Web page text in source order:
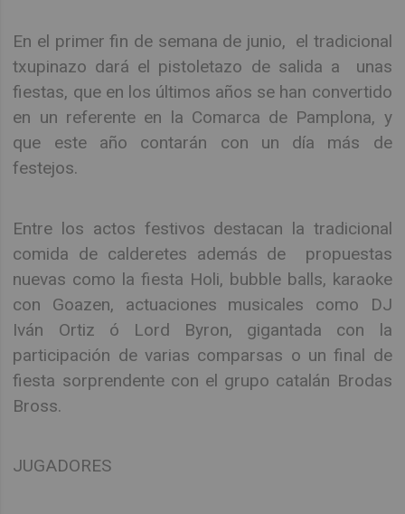
En el primer fin de semana de junio, el tradicional
txupinazo dará el pistoletazo de salida a unas
fiestas, que en los últimos años se han convertido
en un referente en la Comarca de Pamplona, y
que este año contarán con un día más de
festejos.
Entre los actos festivos destacan la tradicional
comida de calderetes además de propuestas
nuevas como la fiesta Holi, bubble balls, karaoke
con Goazen, actuaciones musicales como DJ
Iván Ortiz ó Lord Byron, gigantada con la
participación de varias comparsas o un final de
fiesta sorprendente con el grupo catalán Brodas
Bross.
JUGADORES